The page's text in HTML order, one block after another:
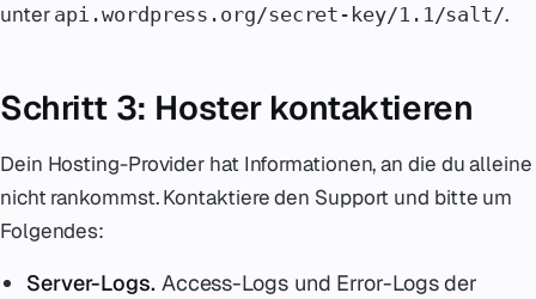
unter api.wordpress.org/secret-key/1.1/salt/.
Schritt 3: Hoster kontaktieren
Dein Hosting-Provider hat Informationen, an die du alleine
nicht rankommst. Kontaktiere den Support und bitte um
Folgendes:
Server-Logs. Access-Logs und Error-Logs der